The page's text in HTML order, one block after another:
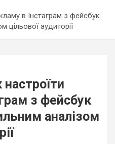
в Інстаграм з фейсбук
цільової аудиторії
з фейсбук
аналізом